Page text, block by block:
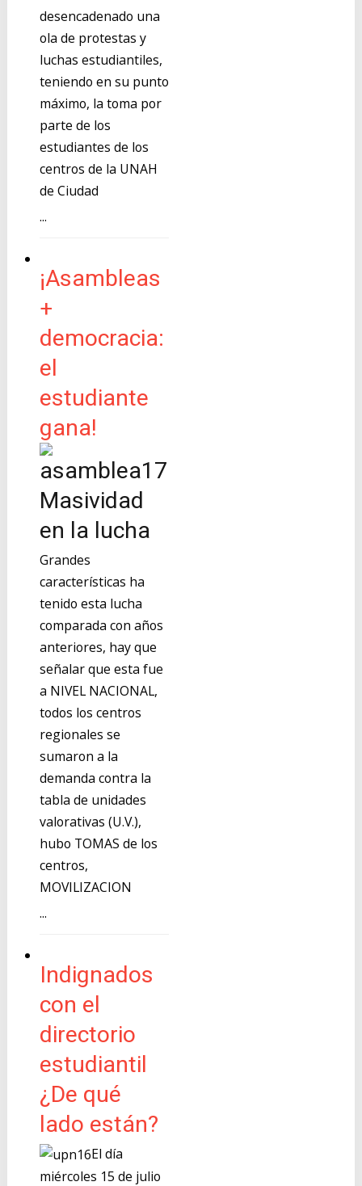
desencadenado una
ola de protestas y
luchas estudiantiles,
teniendo en su punto
máximo, la toma por
parte de los
estudiantes de los
centros de la UNAH
de Ciudad
...
¡Asambleas
+
democracia:
el
estudiante
gana!
Masividad
en la lucha
Grandes
características ha
tenido esta lucha
comparada con años
anteriores, hay que
señalar que esta fue
a NIVEL NACIONAL,
todos los centros
regionales se
sumaron a la
demanda contra la
tabla de unidades
valorativas (U.V.),
hubo TOMAS de los
centros,
MOVILIZACION
...
Indignados
con el
directorio
estudiantil
¿De qué
lado están?
El día
miércoles 15 de julio